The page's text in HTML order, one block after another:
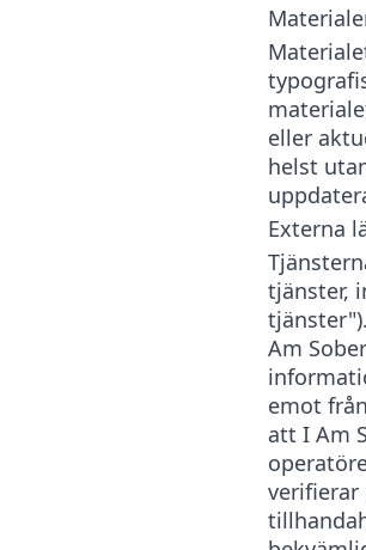
eller
helst
Externa
tjänster,
Am
emot
att I Am
verifierar